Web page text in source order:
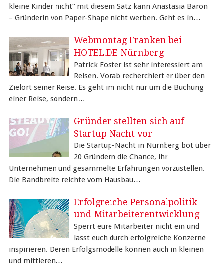
kleine Kinder nicht“ mit diesem Satz kann Anastasia Baron
– Gründerin von Paper-Shape nicht werben. Geht es in…
Webmontag Franken bei
HOTEL.DE Nürnberg
Patrick Foster ist sehr interessiert am
Reisen. Vorab recherchiert er über den
Zielort seiner Reise. Es geht im nicht nur um die Buchung
einer Reise, sondern…
Gründer stellten sich auf
Startup Nacht vor
Die Startup-Nacht in Nürnberg bot über
20 Gründern die Chance, ihr
Unternehmen und gesammelte Erfahrungen vorzustellen.
Die Bandbreite reichte vom Hausbau…
Erfolgreiche Personalpolitik
und Mitarbeiterentwicklung
Sperrt eure Mitarbeiter nicht ein und
lasst euch durch erfolgreiche Konzerne
inspirieren. Deren Erfolgsmodelle können auch in kleinen
und mittleren…